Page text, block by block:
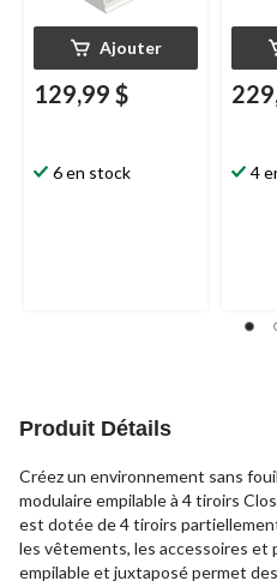
Ajouter
129,99 $
6 en stock 4
Produit Détails
Créez un environnement sans
modulaire empilable à 4 tiroirs
est dotée de 4 tiroirs
les vêtements, les accessoires et
empilable et juxtaposé permet